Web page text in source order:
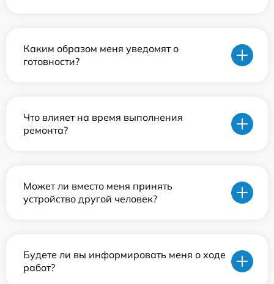
Каким образом меня уведомят о
готовности?
Что влияет на время выполнения
ремонта?
Может ли вместо меня принять
устройство другой человек?
Будете ли вы информировать меня о ходе
работ?